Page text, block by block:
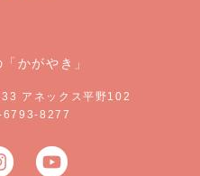
かがやき」
アネックス平野102
6793-8277